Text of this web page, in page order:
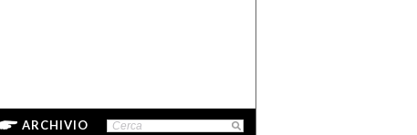
ARCHIVIO